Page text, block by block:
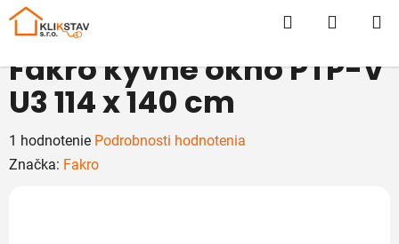
Prejsť
Hľadať
Fakro kyvné okno PTP-V
U3 114 x 140 cm
Priemerné
hodnotenie
1 hodnotenie Podrobnosti hodnotenia
Značka: Fakro